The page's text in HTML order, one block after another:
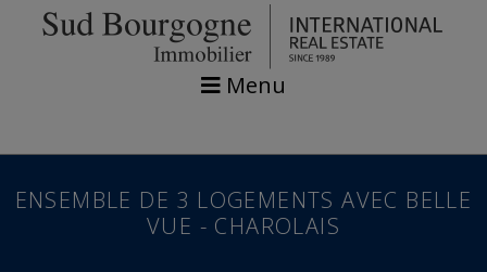
Menu
ENSEMBLE DE 3 LOGEMENTS AVEC BELLE
VUE - CHAROLAIS